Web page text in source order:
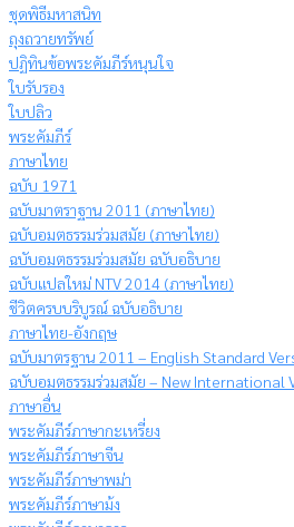
ชุดพิธีมหาสนิท
ถุงถวายทรัพย์
ปฏิทินข้อพระคัมภีร์หนุนใจ
ใบรับรอง
ใบปลิว
พระคัมภีร์
ภาษาไทย
ฉบับ 1971
ฉบับมาตราฐาน 2011 (ภาษาไทย)
ฉบับอมตธรรมร่วมสมัย (ภาษาไทย)
ฉบับอมตธรรมร่วมสมัย ฉบับอธิบาย
ฉบับแปลใหม่ NTV 2014 (ภาษาไทย)
ชีวิตครบบริบูรณ์ ฉบับอธิบาย
ภาษาไทย-อังกฤษ
ฉบับมาตรฐาน 2011 – English Standard
ฉบับอมตธรรมร่วมสมัย – New International
ภาษาอื่น
พระคัมภีร์ภาษากะเหรี่ยง
พระคัมภีร์ภาษาจีน
พระคัมภีร์ภาษาพม่า
พระคัมภีร์ภาษาม้ง